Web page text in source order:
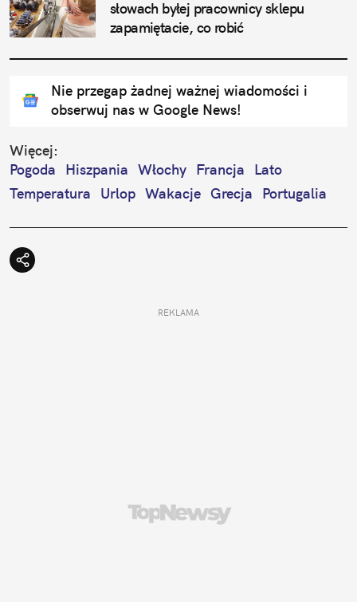
słowach byłej pracownicy sklepu
zapamiętacie, co robić
Nie przegap żadnej ważnej wiadomości i
obserwuj nas w Google News!
Więcej:
Pogoda
Hiszpania Włochy Francja
Lato
Temperatura
Urlop Wakacje Grecja Portugalia
REKLAMA